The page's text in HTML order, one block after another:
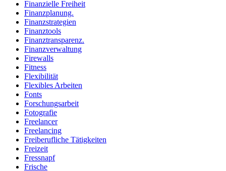
Finanzielle Freiheit
Finanzplanung.
Finanzstrategien
Finanztools
Finanztransparenz.
Finanzverwaltung
Firewalls
Fitness
Flexibilität
Flexibles Arbeiten
Fonts
Forschungsarbeit
Fotografie
Freelancer
Freelancing
Freiberufliche Tätigkeiten
Freizeit
Fressnapf
Frische